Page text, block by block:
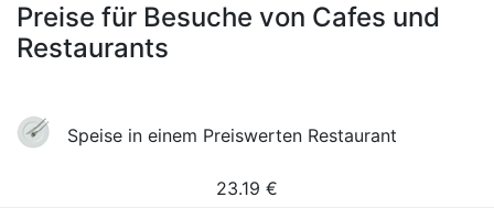
Preise für Besuche von Cafes und
Restaurants
Speise in einem Preiswerten Restaurant
23.19 €